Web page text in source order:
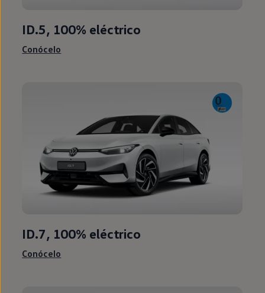
ID.5, 100% eléctrico
Conócelo
ID.7, 100% eléctrico
Conócelo